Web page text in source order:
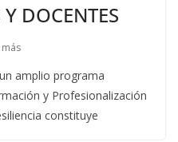
DOCENTES
amplio programa
y Profesionalización
constituye